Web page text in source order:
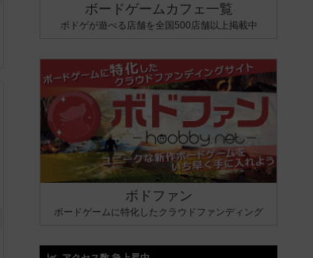
ボードゲームカフェ一覧
ボドゲが遊べる店舗を全国500店舗以上掲載中
ボドファン
ボードゲームに特化したクラウドファンディング